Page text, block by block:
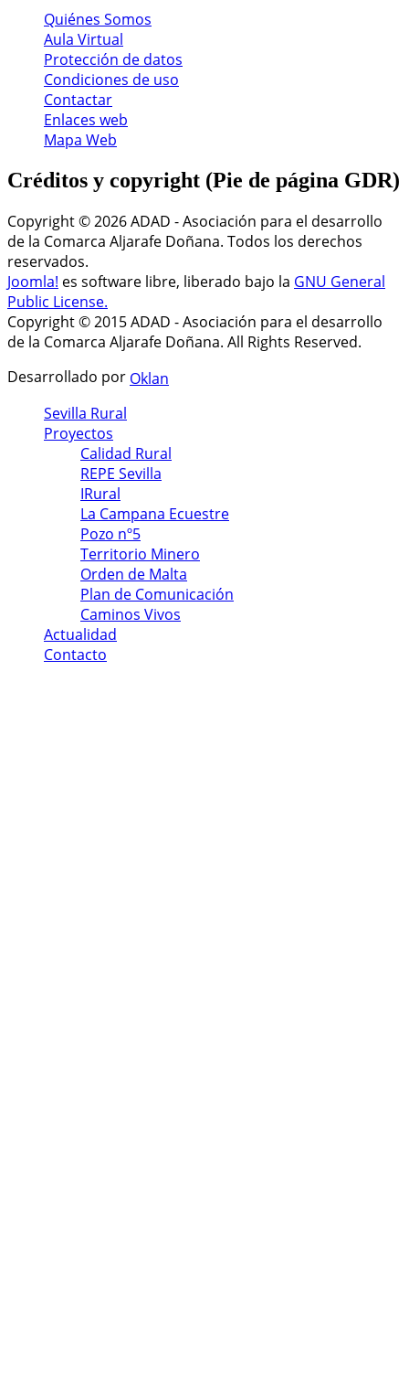
Quiénes Somos
Aula Virtual
Protección de datos
Condiciones de uso
Contactar
Enlaces web
Mapa Web
Créditos y copyright (Pie de página GDR)
Copyright © 2026 ADAD - Asociación para el desarrollo
de la Comarca Aljarafe Doñana. Todos los derechos
reservados.
Joomla! es software libre, liberado bajo la GNU General
Public License.
Copyright © 2015 ADAD - Asociación para el desarrollo
de la Comarca Aljarafe Doñana. All Rights Reserved.
Desarrollado por Oklan
Sevilla Rural
Proyectos
Calidad Rural
REPE Sevilla
IRural
La Campana Ecuestre
Pozo nº5
Territorio Minero
Orden de Malta
Plan de Comunicación
Caminos Vivos
Actualidad
Contacto